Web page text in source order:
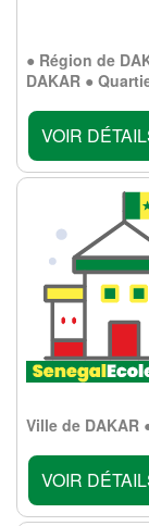
● Région de
DAKAR ●
VOIR
Ville de DAKAR
VOIR